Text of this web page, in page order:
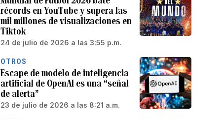
récords en YouTube y supera las
mil millones de visualizaciones en
Tiktok
24 de julio de 2026 a las 3:55 p.m.
OTROS
Escape de modelo de inteligencia
artificial de OpenAI es una “señal
de alerta”
23 de julio de 2026 a las 8:21 a.m.